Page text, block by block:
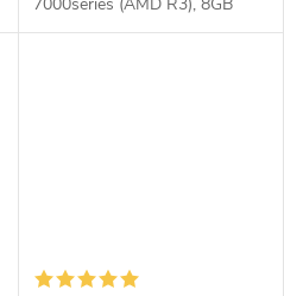
RAM, disk 256GB SSD, displej